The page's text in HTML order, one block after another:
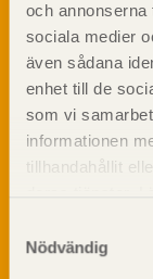
och annonserna
sociala medier
även sådana
enhet till de
som vi
informationen
tillhandahållit
Nödvändig